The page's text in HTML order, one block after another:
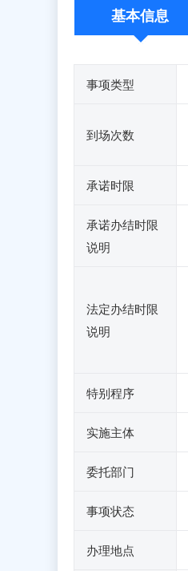
基本信息
事项类型
到场次数
承诺时限
承诺办结时限
说明
法定办结时限
说明
特别程序
实施主体
委托部门
事项状态
办理地点